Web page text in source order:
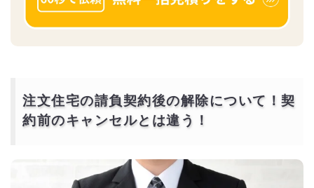
注文住宅の請負契約後の解除について！契
約前のキャンセルとは違う！